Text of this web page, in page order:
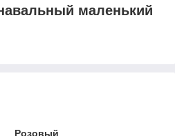
маленький
Розовый